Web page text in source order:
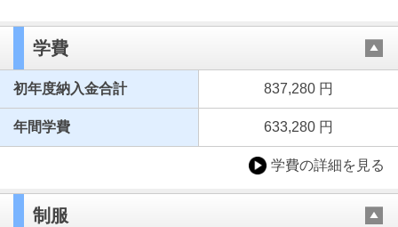
学費
初年度納入金合計 837,280 円
年間学費 633,280 円
学費の詳細を見る
制服